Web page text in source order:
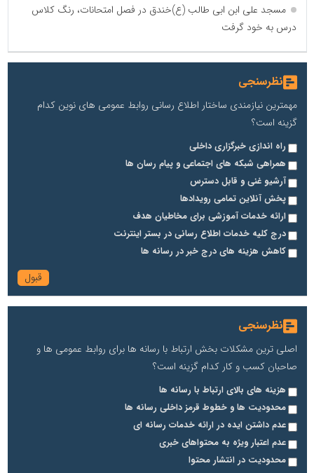
مسجد علی ابن ابی طالب (ع)خندق در فصل امتحانات، رنگ کلاس
درس به خود گرفت
نظرسنجی
مهمترین نیازمندی ساختار اطلاع رسانی روابط عمومی های نوین کدام
گزینه است؟
راه اندازی خبرگزاری داخلی
همراهی شبکه های اجتماعی و پیام رسان ها
آرشیو غنی و قابل دسترس
پخش آنلاین تمامی رویدادها
ارائه خدمات آموزشی برای مخاطیان هدف
درج کلیه خدمات اطلاع رسانی در بستر اینترنت
کاهش هزینه های درج خبر در رسانه ها
نظرسنجی
اصلی ترین مشکلات بخش ارتباط با رسانه ها برای روابط عمومی ها و
صاحبان کسب و کار کدام گزینه است؟
هزینه های بالای ارتباط با رسانه ها
محدودیت ها و خطوط قرمز داخلی رسانه ها
عدم داشتن ایده در ارائه خدمات رسانه ای
عدم اعتبار ویژه به محتواهای خبری
محدودیت در انتشار محتوا